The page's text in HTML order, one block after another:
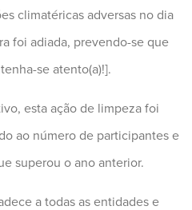
climatéricas adversas no dia
foi adiada, prevendo-se que
se atento(a)!].
esta ação de limpeza foi
ao número de participantes e
superou o ano anterior.
a todas as entidades e